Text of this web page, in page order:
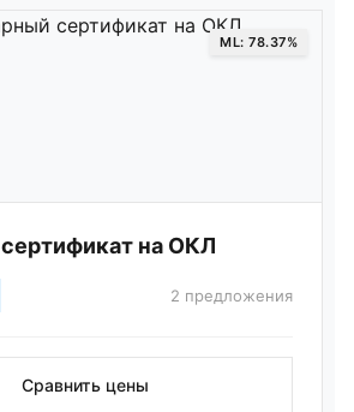
ML: 78.37%
на ОКЛ
2 предложения
Сравнить цены